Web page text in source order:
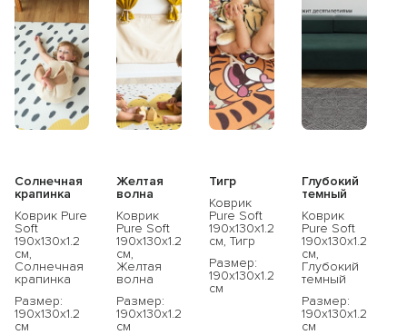
Солнечная
крапинка
Коврик Pure
Soft
190x130x1.2
см,
Солнечная
крапинка
Размер:
190x130x1.2
см
Желтая
волна
Коврик
Pure Soft
190x130x1.2
см,
Желтая
волна
Размер:
190x130x1.2
см
Тигр
Коврик
Pure Soft
190x130x1.2
см, Тигр
Размер:
190x130x1.2
см
Глубокий
темный
Коврик
Pure Soft
190x130x1.2
см,
Глубокий
темный
Размер:
190x130x1.2
см
Получите скидку 10% при покупке
2
по промокоду: KIDS10
или
Скидку 15%при покупке товаров
двух
разных брендовпо промокоду:
по промокоду: